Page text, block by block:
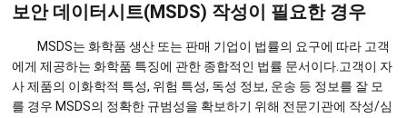
보안 데이터시트(MSDS) 작성이 필요한 경우
MSDS는 화학품 생산 또는 판매 기업이 법률의 요구에 따라 고객
에게 제공하는 화학품 특징에 관한 종합적인 법률 문서이다.고객이 자
사 제품의 이화학적 특성, 위험 특성, 독성 정보, 운송 등 정보를 잘 모
를 경우 MSDS의 정확한 규범성을 확보하기 위해 전문기관에 작성/심